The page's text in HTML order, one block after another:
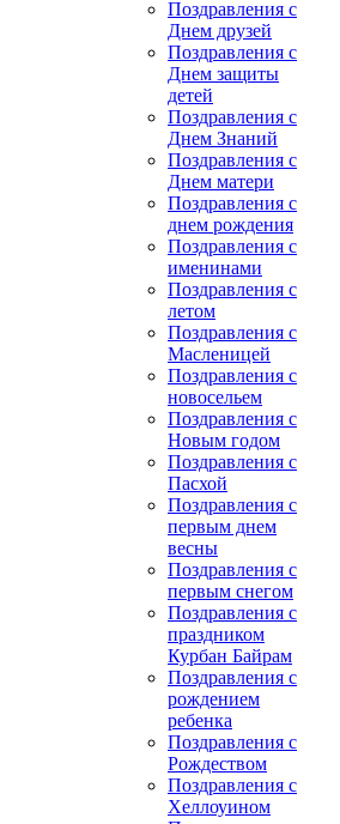
Поздравления с
Днем друзей
Поздравления с
Днем защиты
детей
Поздравления с
Днем Знаний
Поздравления с
Днем матери
Поздравления с
днем рождения
Поздравления с
именинами
Поздравления с
летом
Поздравления с
Масленицей
Поздравления с
новосельем
Поздравления с
Новым годом
Поздравления с
Пасхой
Поздравления с
первым днем
весны
Поздравления с
первым снегом
Поздравления с
праздником
Курбан Байрам
Поздравления с
рождением
ребенка
Поздравления с
Рождеством
Поздравления с
Хеллоуином